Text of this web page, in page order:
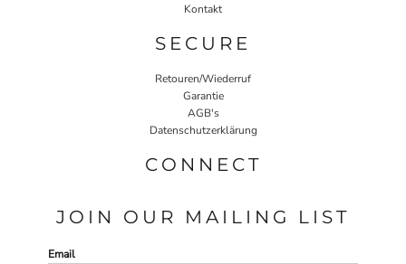
Kontakt
SECURE
Retouren/Wiederruf
Garantie
AGB's
Datenschutzerklärung
CONNECT
JOIN OUR MAILING LIST
Email